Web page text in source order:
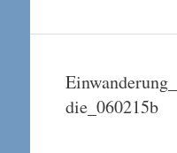
die_060215b